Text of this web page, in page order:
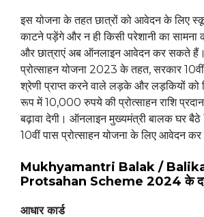
इस योजना के तहत छात्रों को आवेदन के लिए
काटने पड़ेंगे और न ही किसी परेशानी का सामना
और छात्राएं अब ऑनलाइन आवेदन कर सकते हैं।
प्रोत्साहन योजना 2023 के तहत, सरकार 10वीं
श्रेणी प्राप्त करने वाले लड़के और लड़कियों को
रूप में 10,000 रुपये की प्रोत्साहन राशि
बढ़ावा देगी। ऑनलाइन मुख्यमंत्री बालक घर बैठे
10वीं पास प्रोत्साहन योजना के लिए आवेदन
Mukhyamantri Balak /
Protsahan Scheme 2024 के
आधार कार्ड